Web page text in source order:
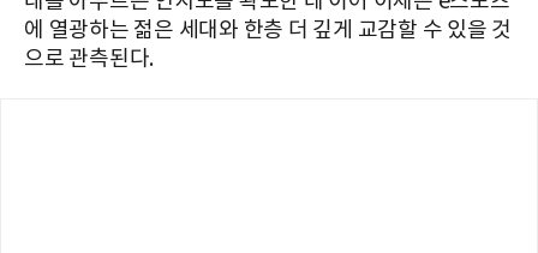
에 열광하는 젊은 세대와 한층 더 깊게 교감할 수 있을 것
으로 관측된다.